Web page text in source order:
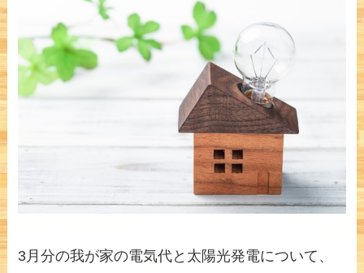
3月分の我が家の電気代と太陽光発電について、